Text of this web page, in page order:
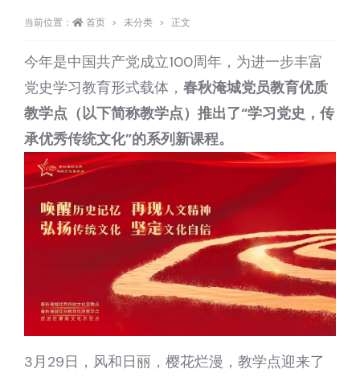
当前位置： 首页 未分类 正文
今年是中国共产党成立100周年，为进一步丰富
党史学习教育形式载体， 春秋淹城党员教育优质
教学点（以下简称教学点）推出了“学习党史，传
承优秀传统文化”的系列新课程。
3月29日，风和日丽，樱花烂漫，教学点迎来了